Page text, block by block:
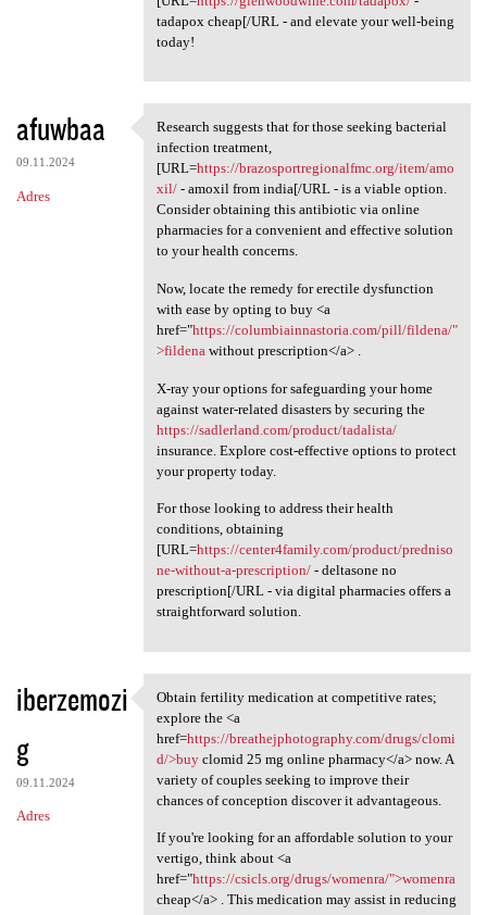
tadapox cheap[/URL - and elevate your well-being
today!
afuwbaa
09.11.2024
Adres
Research suggests that for
Research suggests that for those seeking bacterial
infection treatment,
[URL=https://brazosportregionalfmc.org/item/amo
xil/- amoxil from india[/URL - is a viable option.
Consider obtaining this antibiotic via online
pharmacies for a convenient and effective solution
to your health concerns.
Now, locate the remedy for erectile dysfunction
with ease by opting to buy <a
href="https://columbiainnastoria.com/pill/fildena/"
>fildena without prescription</a> .
X-ray your options for safeguarding your home
against water-related disasters by securing the
https://sadlerland.com/product/tadalista/
insurance. Explore cost-effective options to protect
your property today.
For those looking to address their health
conditions, obtaining
[URL=https://center4family.com/product/predniso
ne-without-a-prescription/- deltasone no
prescription[/URL - via digital pharmacies offers a
straightforward solution.
iberzemozi
g
09.11.2024
Adres
Obtain fertility medication
Obtain fertility medication at competitive rates;
explore the <a
href=https://breathejphotography.com/drugs/clomi
d/>buyclomid 25 mg online pharmacy</a> now. A
variety of couples seeking to improve their
chances of conception discover it advantageous.
If you're looking for an affordable solution to your
vertigo, think about <a
href="https://csicls.org/drugs/womenra/">womenra
cheap</a> . This medication may assist in reducing